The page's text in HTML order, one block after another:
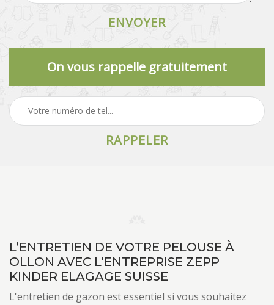
On vous rappelle gratuitement
L’ENTRETIEN DE VOTRE PELOUSE À
OLLON AVEC L'ENTREPRISE ZEPP
KINDER ELAGAGE SUISSE
L'entretien de gazon est essentiel si vous souhaitez